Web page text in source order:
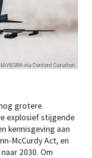
SIPA via Content Curation
grotere
explosief stijgende
kennisgeving aan
McCurdy Act, en
2030. Om